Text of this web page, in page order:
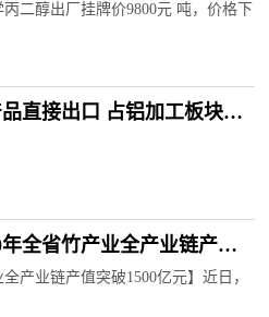
二醇出厂挂牌价9800元 吨，价格下
直接出口 占铝加工板块比
全省竹产业全产业链产值
产业链产值突破1500亿元】近日，